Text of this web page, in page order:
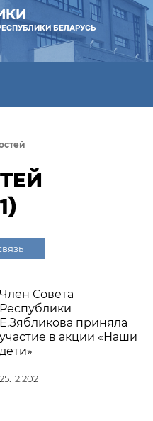
БЕЛАРУСЬ
Член Совета
Республики
Е.Зябликова приняла
участие в акции «Наши
дети»
25.12.2021